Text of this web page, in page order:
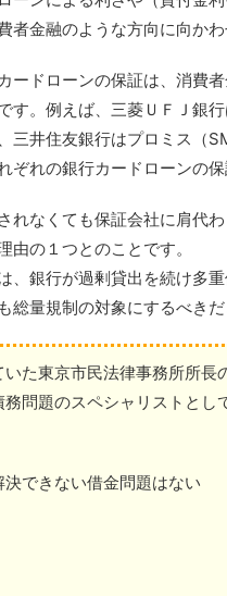
者金融のような方向に向かわ
ードローンの保証は、消費
す。例えば、三菱ＵＦＪ銀
三井住友銀行はプロミス（
ぞれの銀行カードローンの保
れなくても保証会社に肩代わ
の１つとのことです。
、銀行が過剰貸出を続け多
量規制の対象にするべきだ
た東京市民法律事務所所長
問題のスペシャリストとし
できない借金問題はない